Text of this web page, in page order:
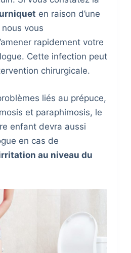
en raison d’une
vous
rapidement votre
Cette infection peut
chirurgicale.
liés au prépuce,
et paraphimosis, le
enfant devra aussi
en cas de
au niveau du